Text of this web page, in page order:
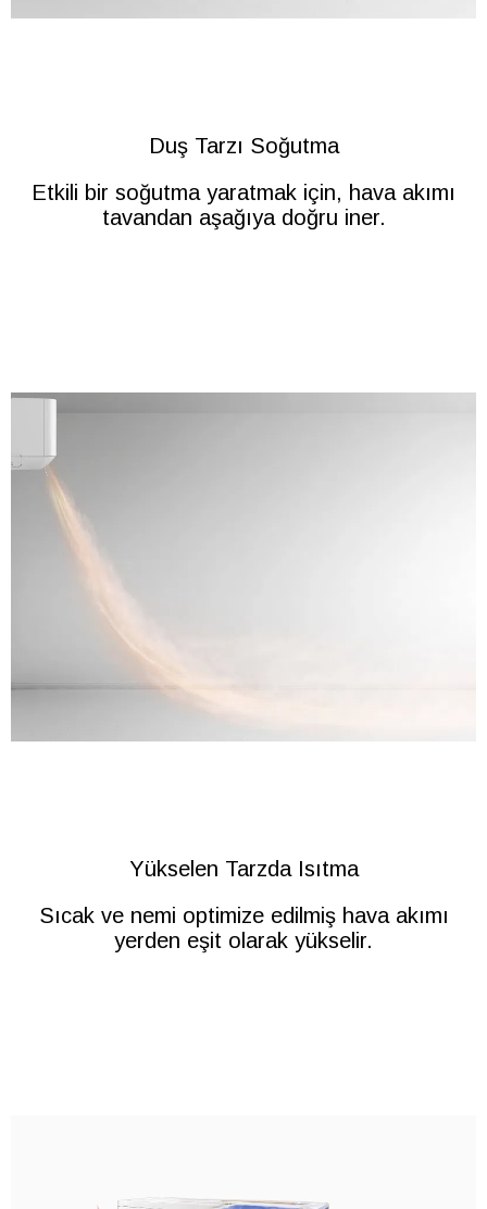
Duş Tarzı Soğutma
Etkili bir soğutma yaratmak için, hava akımı
tavandan aşağıya doğru iner.
Yükselen Tarzda Isıtma
Sıcak ve nemi optimize edilmiş hava akımı
yerden eşit olarak yükselir.